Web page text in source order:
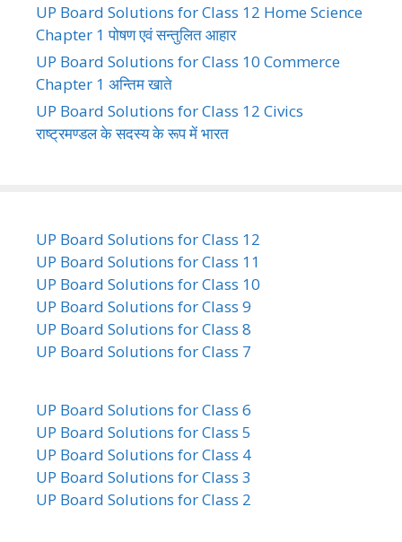
UP Board Solutions for Class 12 Home Science
Chapter 1 पोषण एवं सन्तुलित आहार
UP Board Solutions for Class 10 Commerce
Chapter 1 अन्तिम खाते
UP Board Solutions for Class 12 Civics
राष्ट्रमण्डल के सदस्य के रूप में भारत
UP Board Solutions for Class 12
UP Board Solutions for Class 11
UP Board Solutions for Class 10
UP Board Solutions for Class 9
UP Board Solutions for Class 8
UP Board Solutions for Class 7
UP Board Solutions for Class 6
UP Board Solutions for Class 5
UP Board Solutions for Class 4
UP Board Solutions for Class 3
UP Board Solutions for Class 2